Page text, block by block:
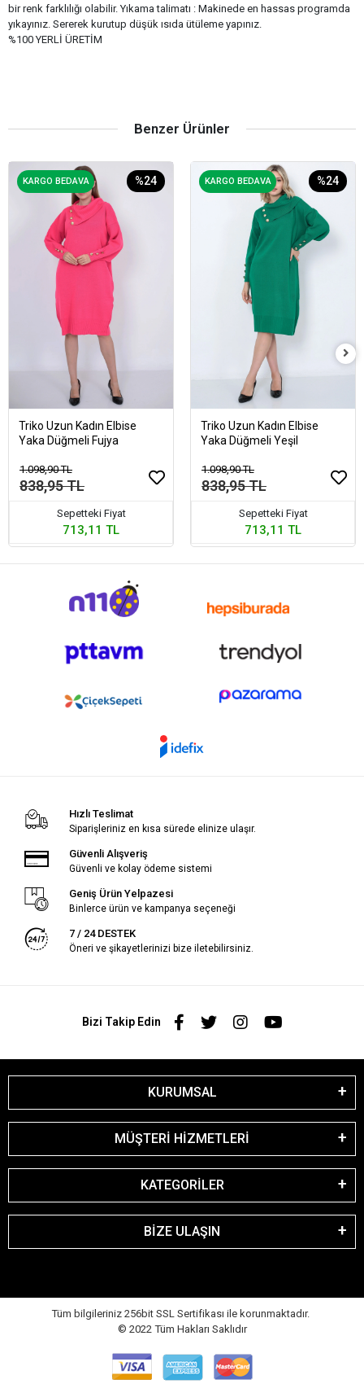
bir renk farklılığı olabilir. Yıkama talimatı : Makinede en hassas programda
yıkayınız. Sererek kurutup düşük ısıda ütüleme yapınız.
%100 YERLİ ÜRETİM
Benzer Ürünler
KARGO BEDAVA %24
Triko Uzun Kadın Elbise
Yaka Düğmeli Fujya
1.098,90 TL
838,95 TL
Sepetteki Fiyat
713,11 TL
KARGO BEDAVA %24
Triko Uzun Kadın Elbise
Yaka Düğmeli Yeşil
1.098,90 TL
838,95 TL
Sepetteki Fiyat
713,11 TL
Hızlı Teslimat
Siparişleriniz en kısa sürede elinize ulaşır.
Güvenli Alışveriş
Güvenli ve kolay ödeme sistemi
Geniş Ürün Yelpazesi
Binlerce ürün ve kampanya seçeneği
7 / 24 DESTEK
Öneri ve şikayetlerinizi bize iletebilirsiniz.
Bizi Takip Edin
KURUMSAL
MÜŞTERİ HİZMETLERİ
KATEGORİLER
BİZE ULAŞIN
Tüm bilgileriniz 256bit SSL Sertifikası ile korunmaktadır.
© 2022 Tüm Hakları Saklıdır